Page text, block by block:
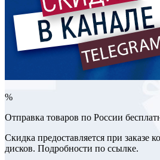
%
Отправка товаров по России
Скидка предоставляется при заказе
дисков. Подробности по ссылке.